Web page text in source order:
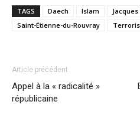
TAGS Daech Islam
Saint-Étienne-du-Rouvray
Article précédent
Appel à la « radicalité »
républicaine